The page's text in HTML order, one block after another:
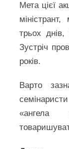
Мета цієї
трьох
Зустріч
років.
Варто
«ангела